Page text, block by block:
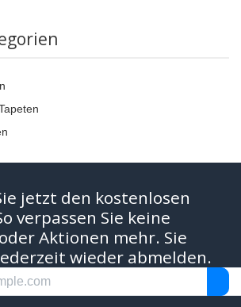
jetzt den kostenlosen
verpassen Sie keine
Aktionen mehr. Sie
wieder abmelden.